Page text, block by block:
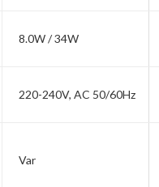
8.0W / 34W
220-240V, AC 50/60Hz
Var